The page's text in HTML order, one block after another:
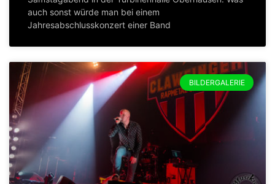
auch sonst würde man bei einem
Jahresabschlusskonzert einer Band
BILDERGALERIE